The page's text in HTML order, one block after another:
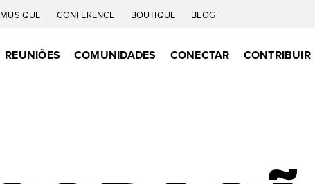
MUSIQUE CONFÉRENCE BOUTIQUE BLOG
REUNIÕES COMUNIDADES CONECTAR CONTRIBUIR